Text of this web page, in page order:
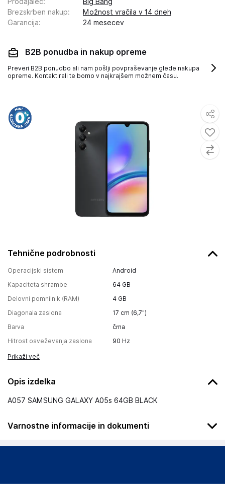
Tehnične podrobnosti
Operacijski sistem
Android
Kapaciteta shrambe
64 GB
Delovni pomnilnik (RAM)
4 GB
Diagonala zaslona
17 cm (6,7")
Barva
črna
Hitrost osveževanja zaslona
90 Hz
Prikaži več
Opis izdelka
A057 SAMSUNG GALAXY A05s 64GB BLACK
Varnostne informacije in dokumenti
Podatki o proizvajalcu
Brezskrben nakup:
Možnost vračila v 14 dneh
Garancija: 24 mesecev
B2B ponudba in nakup opreme
Preveri B2B ponudbo ali nam pošlji povpraševanje glede nakupa
opreme. Kontaktirali te bomo v najkrajšem možnem času.